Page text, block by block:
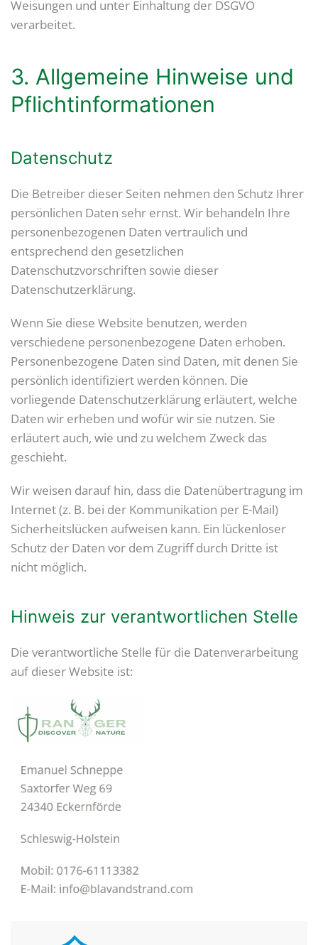
Weisungen und unter Einhaltung der DSGVO
verarbeitet.
3. Allgemeine Hinweise und
Pflicht­informationen
Datenschutz
Die Betreiber dieser Seiten nehmen den Schutz Ihrer
persönlichen Daten sehr ernst. Wir behandeln Ihre
personenbezogenen Daten vertraulich und
entsprechend den gesetzlichen
Datenschutzvorschriften sowie dieser
Datenschutzerklärung.
Wenn Sie diese Website benutzen, werden
verschiedene personenbezogene Daten erhoben.
Personenbezogene Daten sind Daten, mit denen Sie
persönlich identifiziert werden können. Die
vorliegende Datenschutzerklärung erläutert, welche
Daten wir erheben und wofür wir sie nutzen. Sie
erläutert auch, wie und zu welchem Zweck das
geschieht.
Wir weisen darauf hin, dass die Datenübertragung im
Internet (z. B. bei der Kommunikation per E-Mail)
Sicherheitslücken aufweisen kann. Ein lückenloser
Schutz der Daten vor dem Zugriff durch Dritte ist
nicht möglich.
Hinweis zur verantwortlichen Stelle
Die verantwortliche Stelle für die Datenverarbeitung
auf dieser Website ist: